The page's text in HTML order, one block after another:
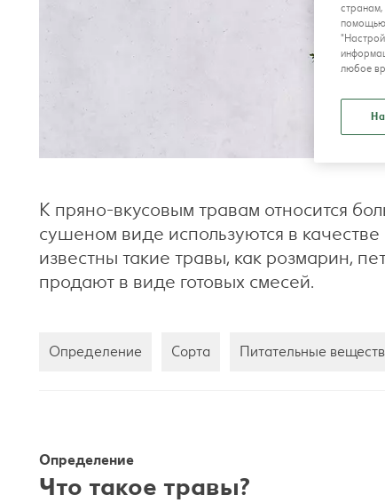
К пряно-вкусовым травам относится
сушеном виде используются в
известны такие травы, как розмарин,
продают в виде готовых смесей.
Определение Сорта Питательные
Определение
Что такое травы?
помощью
любое